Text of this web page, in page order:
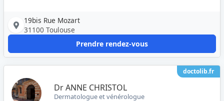
19bis Rue Mozart
31100 Toulouse
Prendre rendez-vous
doctolib.fr
Dr ANNE CHRISTOL
Dermatologue et vénérologue